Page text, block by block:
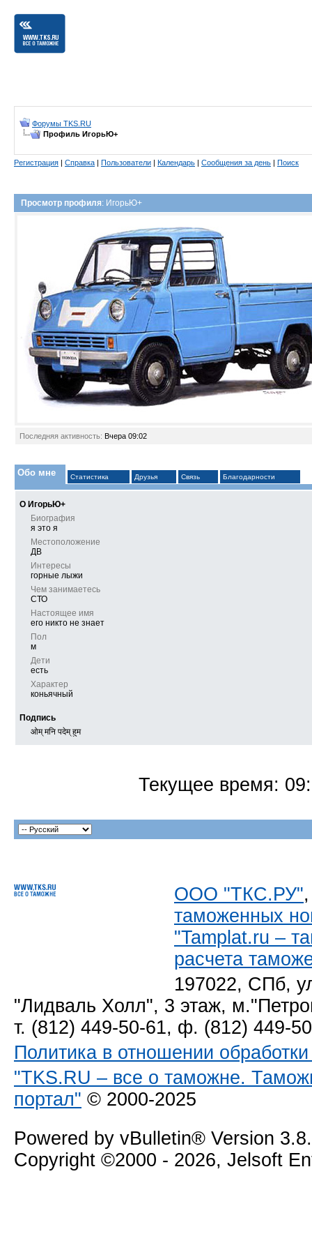
Форумы TKS.RU
Профиль ИгорьЮ+
Регистрация | Справка | Пользователи | Календарь | Сообщения за день | Поиск
Просмотр профиля: ИгорьЮ+
Последняя активность: Вчера 09:02
Обо мне Статистика Друзья Связь Благодарности
О ИгорьЮ+
Биография
я это я
Местоположение
ДВ
Интересы
горные лыжи
Чем занимаетесь
СТО
Настоящее имя
его никто не знает
Пол
м
Дети
есть
Характер
коньячный
Подпись
ओम् मनि पदेम् हुम
Текущее время:
ООО "ТКС.РУ"
таможенных
"Tamplat.ru –
расчета
197022, СПб,
"Лидваль Холл", 3 этаж,
т. (812) 449-50-61, ф. (812) 449-
Политика в отношении
"TKS.RU – все о таможне.
портал" © 2000-2025
Powered by vBulletin® Version
Copyright ©2000 - 2026, Jelsoft